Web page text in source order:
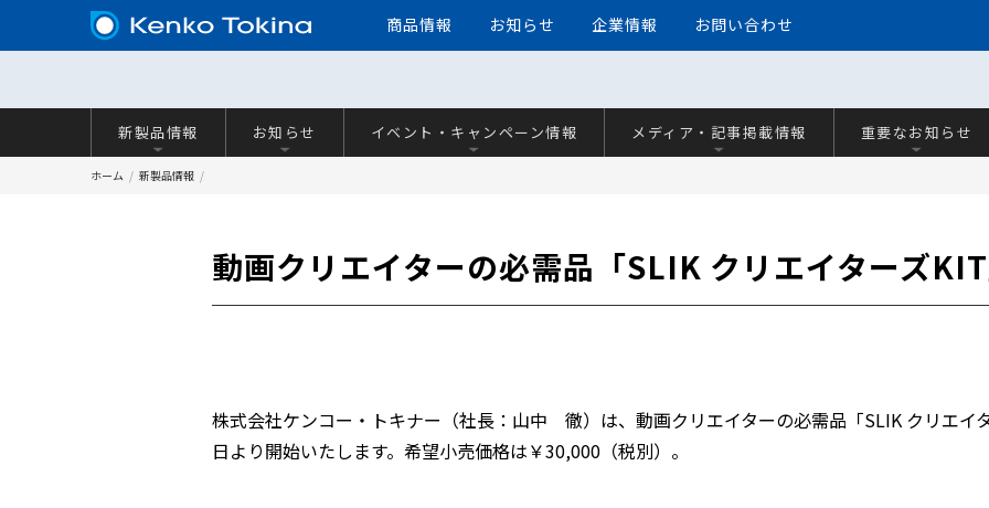
商品情報 お知らせ 企業情報 お問い合わせ
新製品情報 お知らせ イベント・キャンペーン情報 メディア・記事掲載情報 重要なお知らせ
ホーム 新製品情報
動画クリエイターの必需品「SLIK クリエイターズ
株式会社ケンコー・トキナー（社長：山中 徹）は、動画クリエイターの必需品「SLIK クリエイ
日より開始いたします。希望小売価格は￥30,000（税別）。